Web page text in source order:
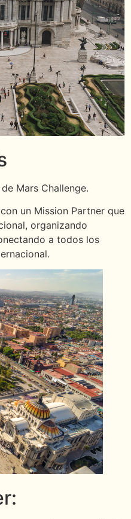
de Mars Challenge.
un Mission Partner que
organizando
a todos los